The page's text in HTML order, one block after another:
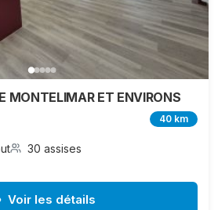
MONTELIMAR ET ENVIRONS
40 km
30 assises
Voir les détails